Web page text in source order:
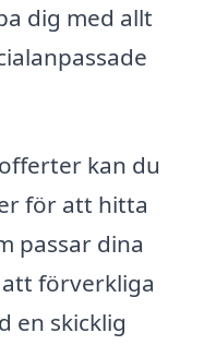
dig med allt
kan du
för att hitta
passar dina
förverkliga
en skicklig